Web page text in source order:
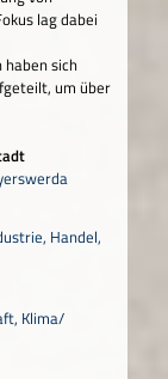
lag dabei
sich
um über
Handel,
Klima/